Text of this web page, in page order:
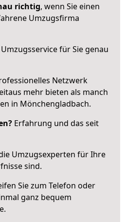
richtig, wenn Sie einen
Umzugsfirma
für Sie genau
Netzwerk
mehr bieten als manch
in Mönchengladbach.
Erfahrung und das seit
Umzugsexperten für Ihre
sind.
Sie zum Telefon oder
ganz bequem